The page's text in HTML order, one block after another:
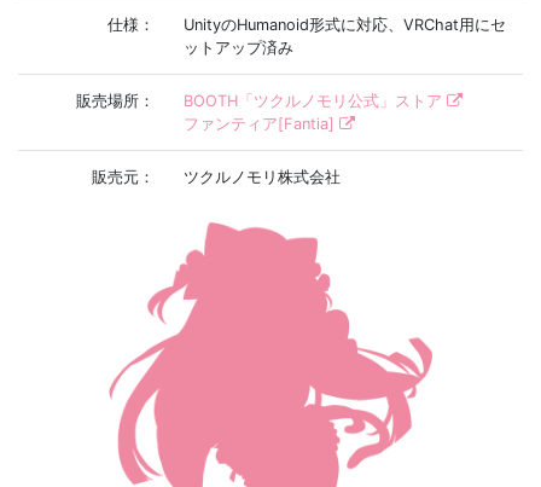
仕様：
UnityのHumanoid形式に対応、VRChat用にセ
ットアップ済み
販売場所：
BOOTH「ツクルノモリ公式」ストア
ファンティア[Fantia]
販売元： ツクルノモリ株式会社